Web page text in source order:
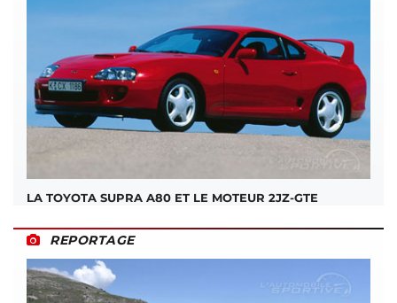
LA TOYOTA SUPRA A80 ET LE MOTEUR 2JZ-GTE
REPORTAGE